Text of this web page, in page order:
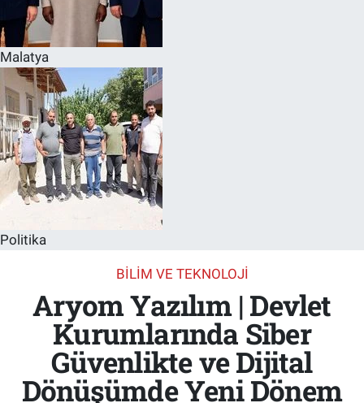
Malatya
Politika
BILIM VE TEKNOLOJI
Aryom Yazılım | Devlet
Kurumlarında Siber
Güvenlikte ve Dijital
Dönüşümde Yeni Dönem